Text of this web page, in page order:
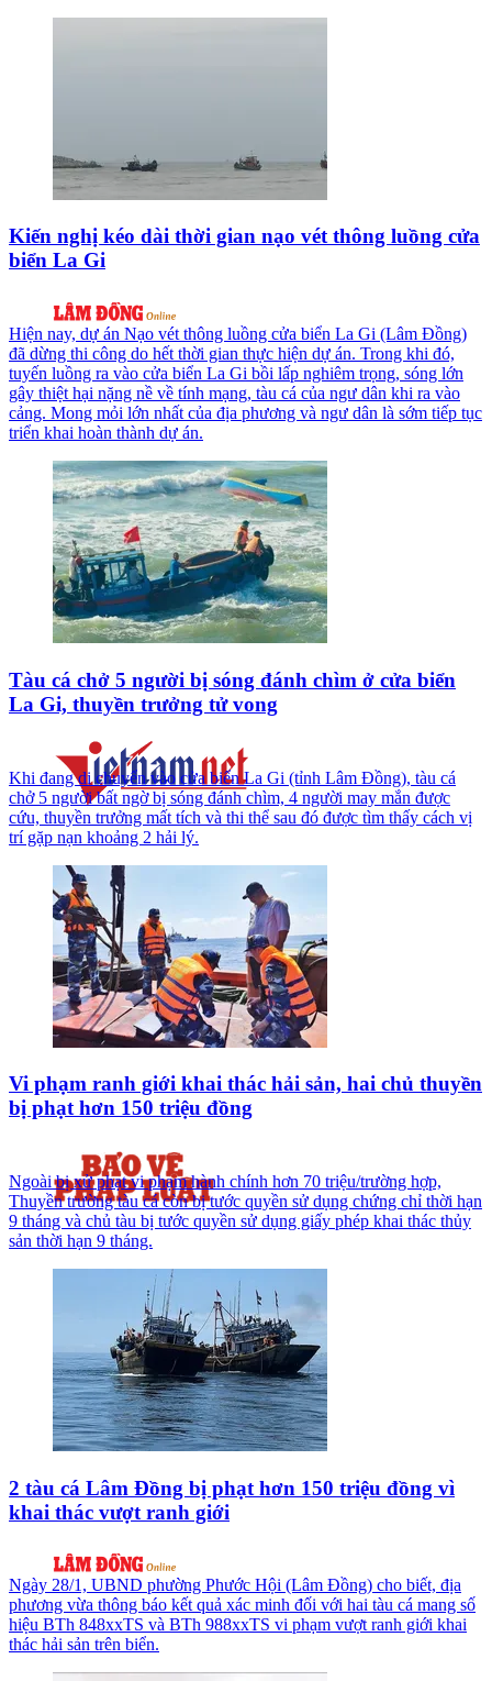
Kiến nghị kéo dài thời gian nạo vét thông luồng cửa
biển La Gi
Hiện nay, dự án Nạo vét thông luồng cửa biển La Gi (Lâm Đồng)
đã dừng thi công do hết thời gian thực hiện dự án. Trong khi đó,
tuyến luồng ra vào cửa biển La Gi bồi lấp nghiêm trọng, sóng lớn
gây thiệt hại nặng nề về tính mạng, tàu cá của ngư dân khi ra vào
cảng. Mong mỏi lớn nhất của địa phương và ngư dân là sớm tiếp tục
triển khai hoàn thành dự án.
Tàu cá chở 5 người bị sóng đánh chìm ở cửa biển
La Gi, thuyền trưởng tử vong
Khi đang di chuyển vào cửa biển La Gi (tỉnh Lâm Đồng), tàu cá
chở 5 người bất ngờ bị sóng đánh chìm, 4 người may mắn được
cứu, thuyền trưởng mất tích và thi thể sau đó được tìm thấy cách vị
trí gặp nạn khoảng 2 hải lý.
Vi phạm ranh giới khai thác hải sản, hai chủ thuyền
bị phạt hơn 150 triệu đồng
Ngoài bị xử phạt vi phạm hành chính hơn 70 triệu/trường hợp,
Thuyền trường tàu cá còn bị tước quyền sử dụng chứng chỉ thời hạn
9 tháng và chủ tàu bị tước quyền sử dụng giấy phép khai thác thủy
sản thời hạn 9 tháng.
2 tàu cá Lâm Đồng bị phạt hơn 150 triệu đồng vì
khai thác vượt ranh giới
Ngày 28/1, UBND phường Phước Hội (Lâm Đồng) cho biết, địa
phương vừa thông báo kết quả xác minh đối với hai tàu cá mang số
hiệu BTh 848xxTS và BTh 988xxTS vi phạm vượt ranh giới khai
thác hải sản trên biển.